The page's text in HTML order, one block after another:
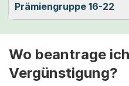
Prämiengruppe 16-22
Wo beantrage
Vergünstigung?